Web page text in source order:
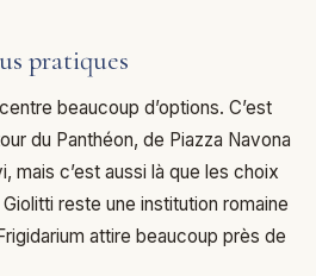
pratiques
beaucoup d’options. C’est
du Panthéon, de Piazza Navona
mais c’est aussi là que les choix
reste une institution romaine
attire beaucoup près de